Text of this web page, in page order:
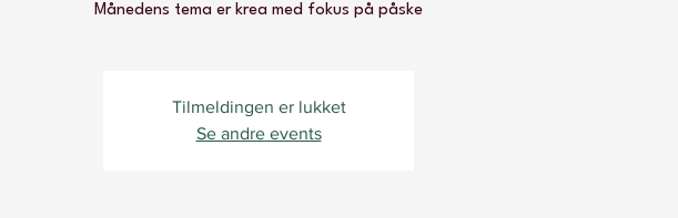
Månedens tema er krea med fokus på påske
Tilmeldingen er lukket
Se andre events